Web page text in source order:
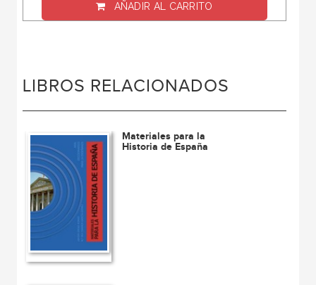
AÑADIR AL CARRITO
LIBROS RELACIONADOS
Materiales para la
Historia de España